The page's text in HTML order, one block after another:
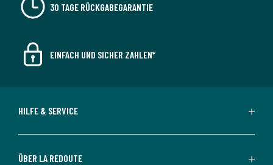
30 TAGE RÜCKGABEGARANTIE
EINFACH UND SICHER ZAHLEN*
HILFE & SERVICE
ÜBER LA REDOUTE